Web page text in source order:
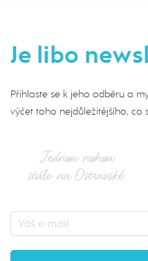
Je libo
Přihlaste se k jeho odběru a
výčet toho nejdůležitějšího, co
Jednou nohou
stále na Ostravské